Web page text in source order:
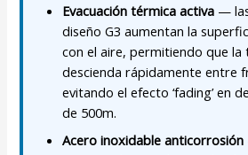
Evacuación térmica activa —
diseño G3 aumentan la
con el aire, permitiendo que
descienda rápidamente entre
evitando el efecto ‘fading’ en
de 500m.
Acero inoxidable anticorrosión